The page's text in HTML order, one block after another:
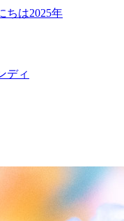
ちは2025年
ディ